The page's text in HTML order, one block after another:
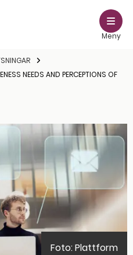
Meny
NEEDS AND PERCEPTIONS OF
Foto: Plattform